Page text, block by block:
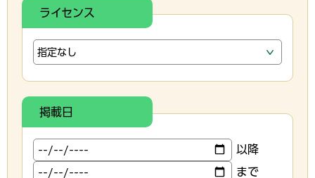
ライセンス
掲載日
以降
まで